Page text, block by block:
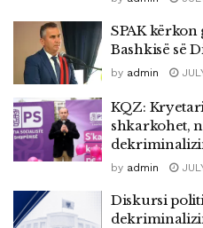
SPAK
Bashkisë së
by admin
KQZ:
shkarkohet,
by admin
Diskursi